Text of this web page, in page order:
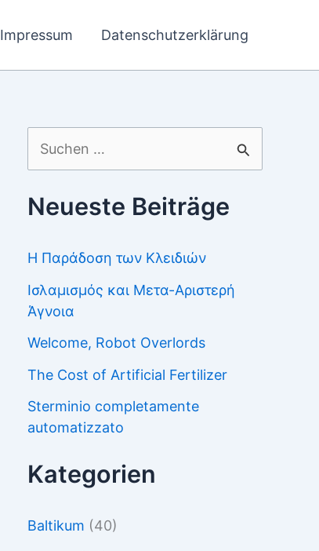
Impressum Datenschutzerklärung
Suchen
nach:
Neueste Beiträge
Η Παράδοση των Κλειδιών
Ισλαμισμός και Μετα-Αριστερή
Άγνοια
Welcome, Robot Overlords
The Cost of Artificial Fertilizer
Sterminio completamente
automatizzato
Kategorien
Baltikum (40)